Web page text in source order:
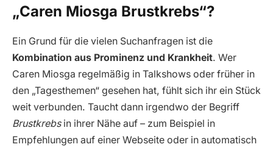
„Caren Miosga Brustkrebs“?
Ein Grund für die vielen Suchanfragen ist die
Kombination aus Prominenz und Krankheit. Wer
Caren Miosga regelmäßig in Talkshows oder früher in
den „Tagesthemen“ gesehen hat, fühlt sich ihr ein Stück
weit verbunden. Taucht dann irgendwo der Begriff
Brustkrebsin ihrer Nähe auf – zum Beispiel in
Empfehlungen auf einer Webseite oder in automatisch